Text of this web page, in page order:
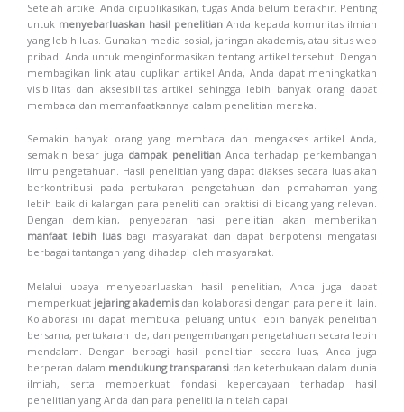
Setelah artikel Anda dipublikasikan, tugas Anda belum berakhir. Penting
untuk menyebarluaskan hasil penelitian Anda kepada komunitas ilmiah
yang lebih luas. Gunakan media sosial, jaringan akademis, atau situs web
pribadi Anda untuk menginformasikan tentang artikel tersebut. Dengan
membagikan link atau cuplikan artikel Anda, Anda dapat meningkatkan
visibilitas dan aksesibilitas artikel sehingga lebih banyak orang dapat
membaca dan memanfaatkannya dalam penelitian mereka.
Semakin banyak orang yang membaca dan mengakses artikel Anda,
semakin besar juga dampak penelitianAnda terhadap perkembangan
ilmu pengetahuan. Hasil penelitian yang dapat diakses secara luas akan
berkontribusi pada pertukaran pengetahuan dan pemahaman yang
lebih baik di kalangan para peneliti dan praktisi di bidang yang relevan.
Dengan demikian, penyebaran hasil penelitian akan memberikan
manfaat lebih luasbagi masyarakat dan dapat berpotensi mengatasi
berbagai tantangan yang dihadapi oleh masyarakat.
Melalui upaya menyebarluaskan hasil penelitian, Anda juga dapat
memperkuat jejaring akademisdan kolaborasi dengan para peneliti lain.
Kolaborasi ini dapat membuka peluang untuk lebih banyak penelitian
bersama, pertukaran ide, dan pengembangan pengetahuan secara lebih
mendalam. Dengan berbagi hasil penelitian secara luas, Anda juga
berperan dalam mendukung transparansi dan keterbukaan dalam dunia
ilmiah, serta memperkuat fondasi kepercayaan terhadap hasil
penelitian yang Anda dan para peneliti lain telah capai.